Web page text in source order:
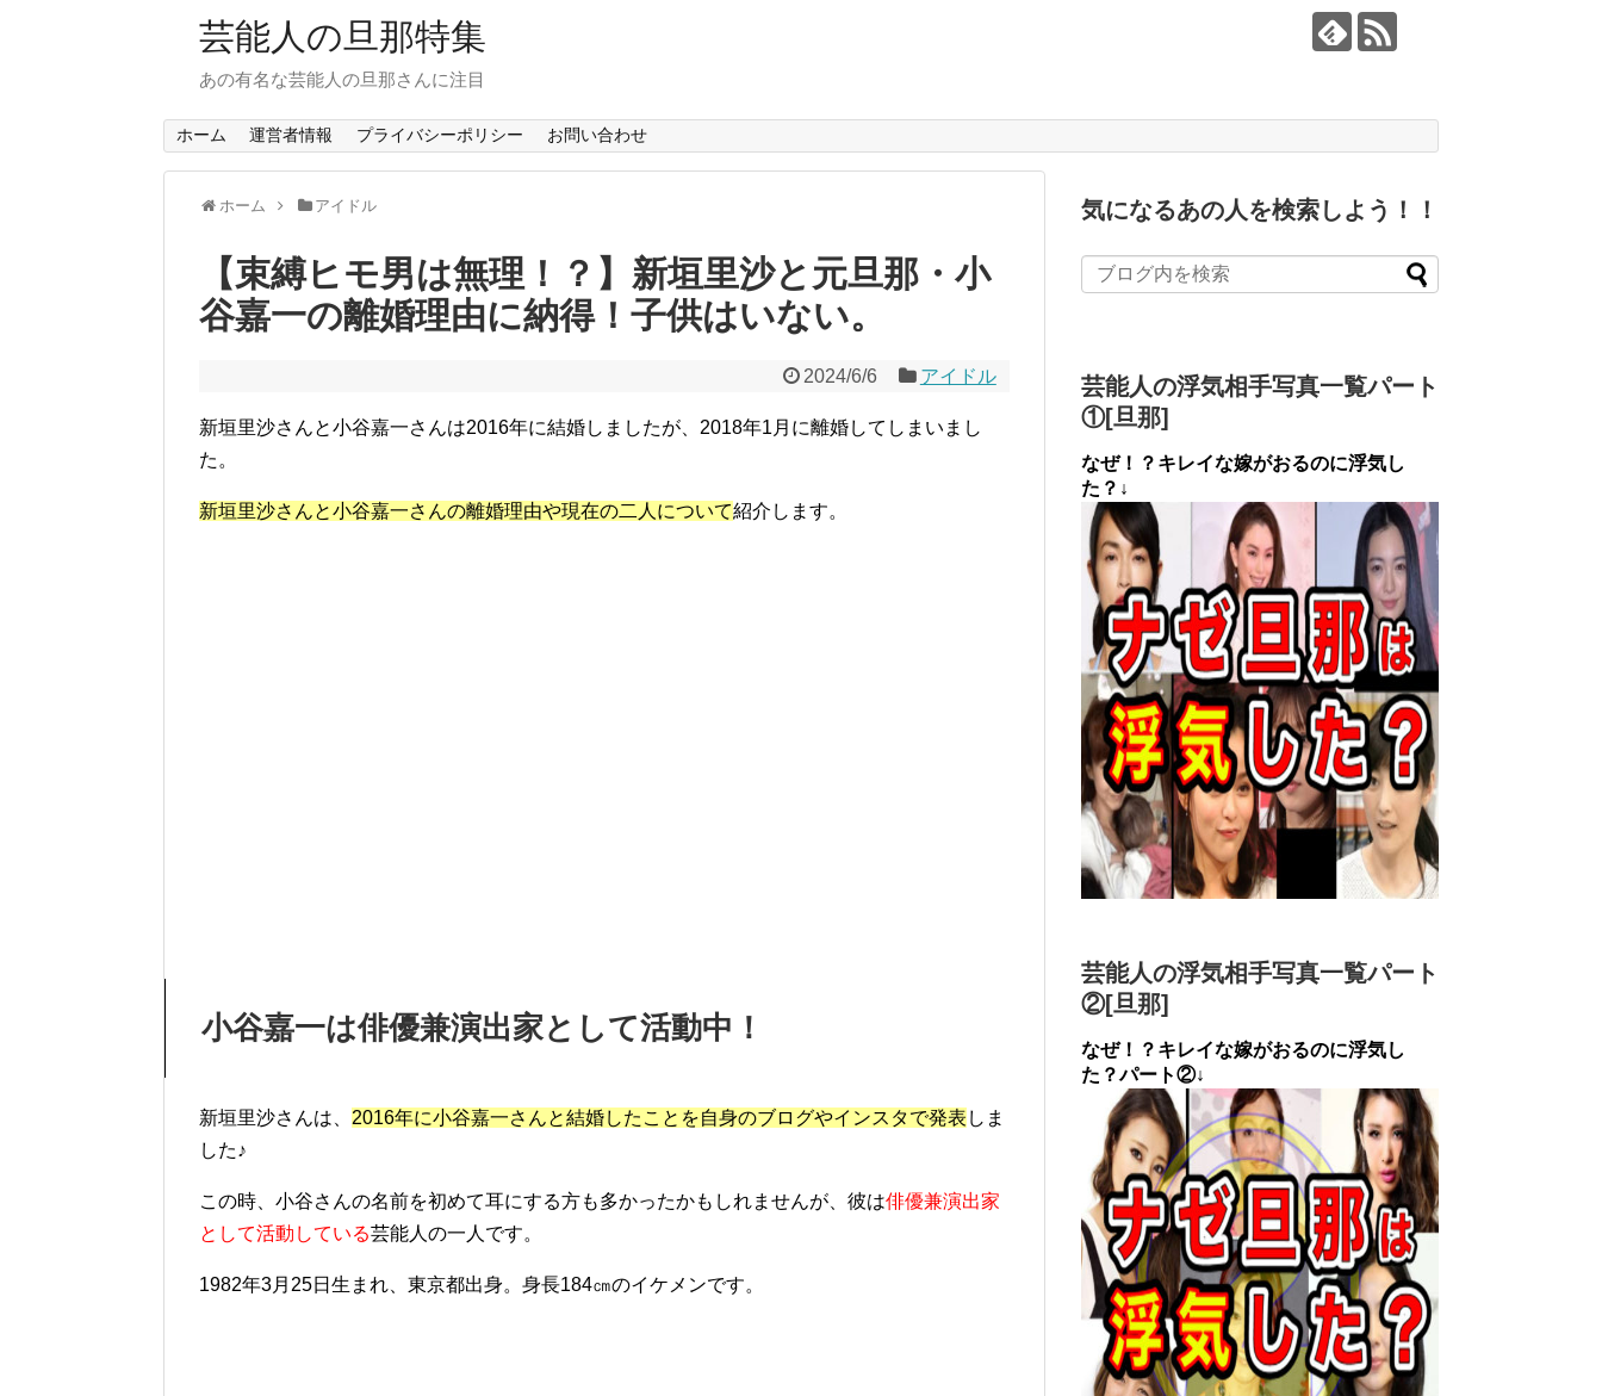
芸能人の旦那特集
あの有名な芸能人の旦那さんに注目
ホーム 運営者情報 プライバシーポリシー お問い合わせ
ホーム アイドル
【束縛ヒモ男は無理！？】新垣里沙と元旦那・小
谷嘉一の離婚理由に納得！子供はいない。
2024/6/6 アイドル
新垣里沙さんと小谷嘉一さんは2016年に結婚しましたが、2018年1月に離婚してしまいまし
た。
新垣里沙さんと小谷嘉一さんの離婚理由や現在の二人について紹介します。
小谷嘉一は俳優兼演出家として活動中！
新垣里沙さんは、 2016年に小谷嘉一さんと結婚したことを自身のブログやインスタで発表 しま
した♪
この時、小谷さんの名前を初めて耳にする方も多かったかもしれませんが、彼は俳優兼演出家
として活動している芸能人の一人です。
1982年3月25日生まれ、東京都出身。身長184㎝のイケメンです。
気になるあの人を検索しよう！！
芸能人の浮気相手写真一覧パート
①[旦那]
なぜ！？キレイな嫁がおるのに浮気し
た？↓
芸能人の浮気相手写真一覧パート
②[旦那]
なぜ！？キレイな嫁がおるのに浮気し
た？パート②↓